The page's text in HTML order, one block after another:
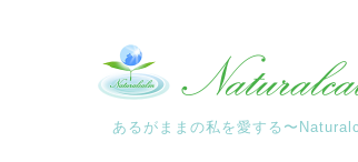
あるがままの私を愛する〜